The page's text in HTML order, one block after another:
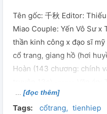
Tên gốc: 千秋 Editor:
Miao Couple: Yến Vô Sư
thần kinh công x đạo sĩ
cổ trang, giang hồ (hơi
Hoàn (143 chương: chính
Yến Vô Sư là người bước
Cũng bởi vì thế mà y
[đọc thêm]
Tags: cổtrang tienhiep